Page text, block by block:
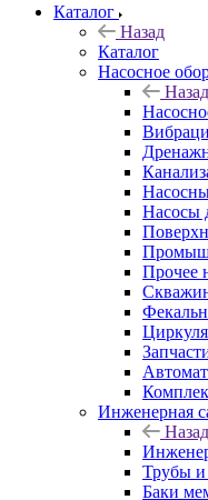
Каталог
Назад
Каталог
Насосное
Назад
Насосы
Прочее
Инженерная
Назад
Трубы
Баки